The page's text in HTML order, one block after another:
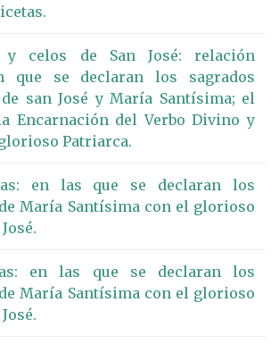
y celos de San José: relación
que se declaran los sagrados
san José y María Santísima; el
Encarnación del Verbo Divino y
Patriarca.
en las que se declaran los
María Santísima con el glorioso
en las que se declaran los
María Santísima con el glorioso